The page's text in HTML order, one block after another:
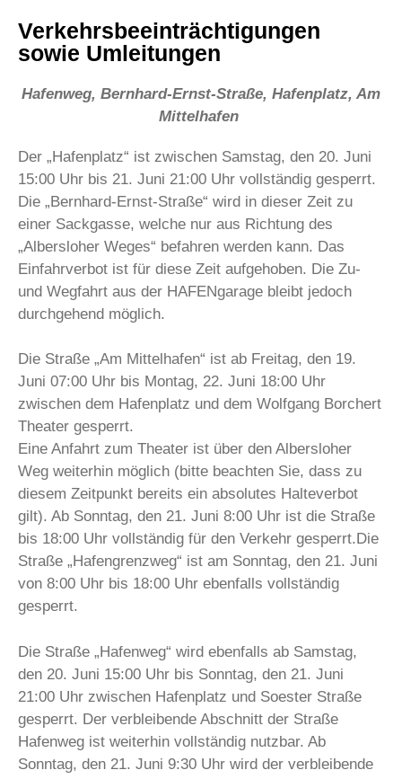
Verkehrsbeeinträchtigungen
sowie Umleitungen
Hafenweg, Bernhard-Ernst-Straße, Hafenplatz, Am
Mittelhafen
Der „Hafenplatz“ ist zwischen Samstag, den 20. Juni
15:00 Uhr bis 21. Juni 21:00 Uhr vollständig gesperrt.
Die „Bernhard-Ernst-Straße“ wird in dieser Zeit zu
einer Sackgasse, welche nur aus Richtung des
„Albersloher Weges“ befahren werden kann. Das
Einfahrverbot ist für diese Zeit aufgehoben. Die Zu-
und Wegfahrt aus der HAFENgarage bleibt jedoch
durchgehend möglich.
Die Straße „Am Mittelhafen“ ist ab Freitag, den 19.
Juni 07:00 Uhr bis Montag, 22. Juni 18:00 Uhr
zwischen dem Hafenplatz und dem Wolfgang Borchert
Theater gesperrt.
Eine Anfahrt zum Theater ist über den Albersloher
Weg weiterhin möglich (bitte beachten Sie, dass zu
diesem Zeitpunkt bereits ein absolutes Halteverbot
gilt). Ab Sonntag, den 21. Juni 8:00 Uhr ist die Straße
bis 18:00 Uhr vollständig für den Verkehr gesperrt.Die
Straße „Hafengrenzweg“ ist am Sonntag, den 21. Juni
von 8:00 Uhr bis 18:00 Uhr ebenfalls vollständig
gesperrt.
Die Straße „Hafenweg“ wird ebenfalls ab Samstag,
den 20. Juni 15:00 Uhr bis Sonntag, den 21. Juni
21:00 Uhr zwischen Hafenplatz und Soester Straße
gesperrt. Der verbleibende Abschnitt der Straße
Hafenweg ist weiterhin vollständig nutzbar. Ab
Sonntag, den 21. Juni 9:30 Uhr wird der verbleibende